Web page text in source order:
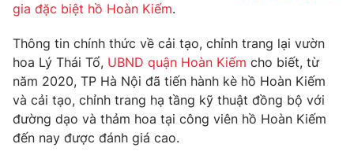
Phim VTV
Hậu trường
Nhân vật
Khán giả
Giải sao mai
Điện ảnh
Âm nhạc
Sao
Đời sống
Du lịch
Làm đẹp
Giáo dục
Tuyển sinh
gia đặc biệt hồ Hoàn Kiếm.
Thông tin chính thức về cải tạo, chỉnh trang lại vườn
hoa Lý Thái Tổ, UBND quận Hoàn Kiếm cho biết, từ
năm 2020, TP Hà Nội đã tiến hành kè hồ Hoàn Kiếm
và cải tạo, chỉnh trang hạ tầng kỹ thuật đồng bộ với
đường dạo và thảm hoa tại công viên hồ Hoàn Kiếm
đến nay được đánh giá cao.